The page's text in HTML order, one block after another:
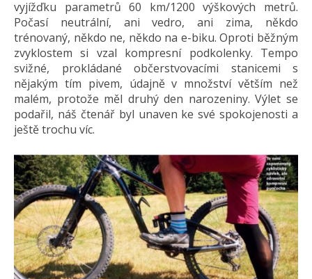
vyjížďku parametrů 60 km/1200 výškových metrů.
Počasí neutrální, ani vedro, ani zima, někdo
trénovaný, někdo ne, někdo na e-biku. Oproti běžným
zvyklostem si vzal kompresní podkolenky. Tempo
svižné, prokládané občerstvovacími stanicemi s
nějakým tím pivem, údajně v množství větším než
malém, protože měl druhý den narozeniny. Výlet se
podařil, náš čtenář byl unaven ke své spokojenosti a
ještě trochu víc.